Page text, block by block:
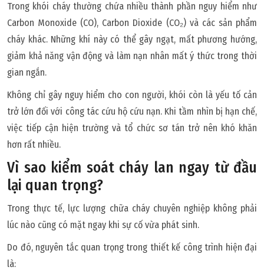
Trong khói cháy thường chứa nhiều thành phần nguy hiểm như
Carbon Monoxide (CO), Carbon Dioxide (CO₂) và các sản phẩm
cháy khác. Những khí này có thể gây ngạt, mất phương hướng,
giảm khả năng vận động và làm nạn nhân mất ý thức trong thời
gian ngắn.
Không chỉ gây nguy hiểm cho con người, khói còn là yếu tố cản
trở lớn đối với công tác cứu hộ cứu nạn. Khi tầm nhìn bị hạn chế,
việc tiếp cận hiện trường và tổ chức sơ tán trở nên khó khăn
hơn rất nhiều.
Vì sao kiểm soát cháy lan ngay từ đầu
lại quan trọng?
Trong thực tế, lực lượng chữa cháy chuyên nghiệp không phải
lúc nào cũng có mặt ngay khi sự cố vừa phát sinh.
Do đó, nguyên tắc quan trọng trong thiết kế công trình hiện đại
là: